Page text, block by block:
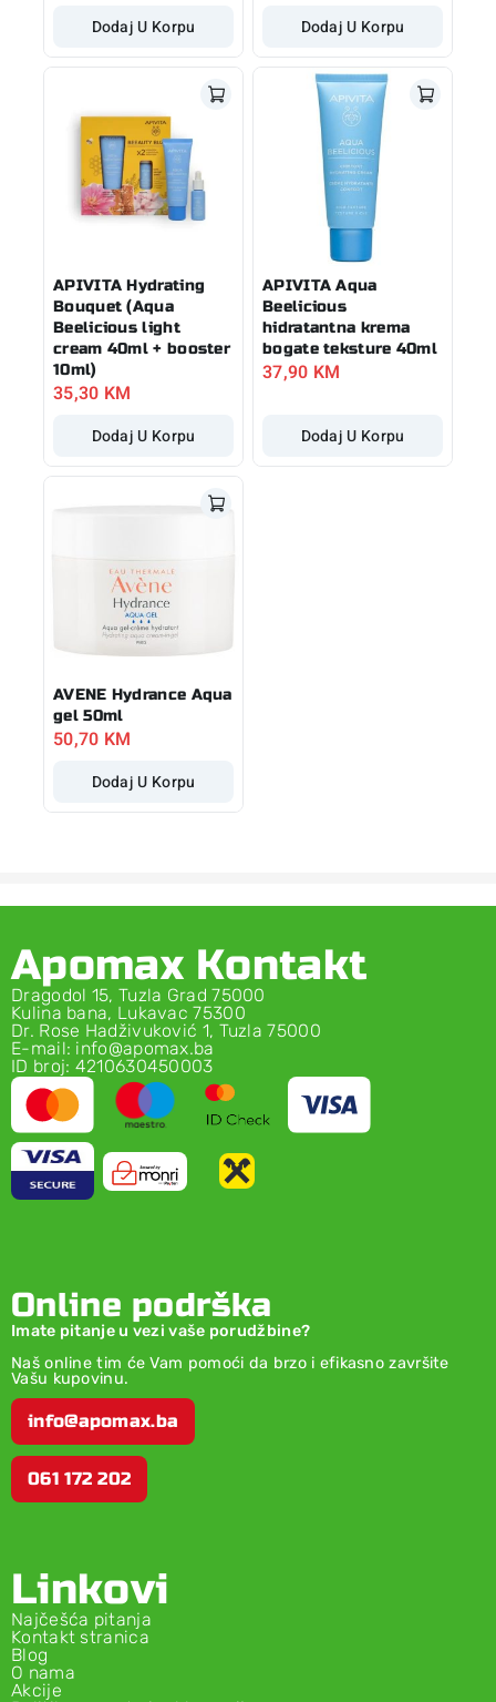
Dodaj U Korpu Dodaj U Korpu
APIVITA Hydrating
Bouquet (Aqua
Beelicious light
cream 40ml + booster
10ml)
35,30 KM
Dodaj U Korpu
APIVITA Aqua
Beelicious
hidratantna krema
bogate teksture 40ml
37,90 KM
Dodaj U Korpu
AVENE Hydrance Aqua
gel 50ml
50,70 KM
Dodaj U Korpu
Apomax Kontakt
Dragodol 15, Tuzla Grad 75000
Kulina bana, Lukavac 75300
Dr. Rose Hadživuković 1, Tuzla 75000
E-mail: info@apomax.ba
ID broj: 4210630450003
Online podrška
Imate pitanje u vezi vaše porudžbine?
Naš online tim će Vam pomoći da brzo i efikasno završite
Vašu kupovinu.
info@apomax.ba
061 172 202
Linkovi
Najčešća pitanja
Kontakt stranica
Blog
O nama
Akcije